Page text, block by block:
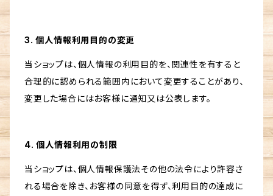
3. 個人情報利用目的の変更
当ショップは、個人情報の利用目的を、関連性を有すると
合理的に認められる範囲内において変更することがあり、
変更した場合にはお客様に通知又は公表します。
4. 個人情報利用の制限
当ショップは、個人情報保護法その他の法令により許容さ
れる場合を除き、お客様の同意を得ず、利用目的の達成に